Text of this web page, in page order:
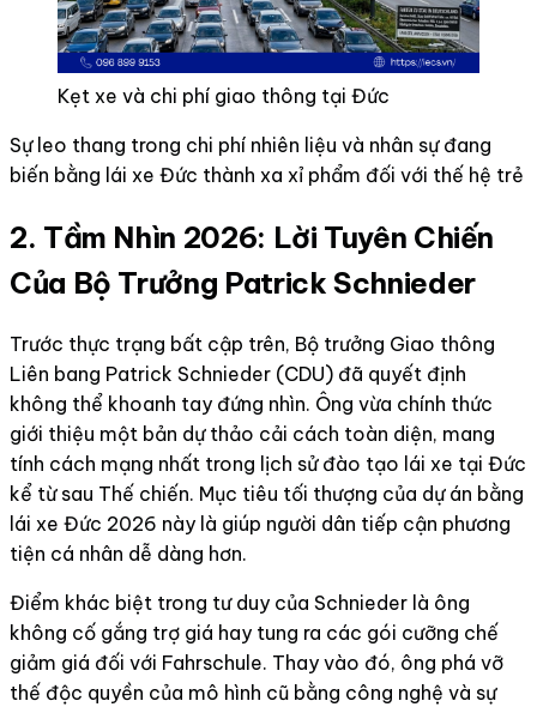
Kẹt xe và chi phí giao thông tại Đức
Sự leo thang trong chi phí nhiên liệu và nhân sự đang
biến bằng lái xe Đức thành xa xỉ phẩm đối với thế hệ trẻ
2. Tầm Nhìn 2026: Lời Tuyên Chiến
Của Bộ Trưởng Patrick Schnieder
Trước thực trạng bất cập trên, Bộ trưởng Giao thông
Liên bang Patrick Schnieder (CDU) đã quyết định
không thể khoanh tay đứng nhìn. Ông vừa chính thức
giới thiệu một bản dự thảo cải cách toàn diện, mang
tính cách mạng nhất trong lịch sử đào tạo lái xe tại Đức
kể từ sau Thế chiến. Mục tiêu tối thượng của dự án bằng
lái xe Đức 2026 này là giúp người dân tiếp cận phương
tiện cá nhân dễ dàng hơn.
Điểm khác biệt trong tư duy của Schnieder là ông
không cố gắng trợ giá hay tung ra các gói cưỡng chế
giảm giá đối với Fahrschule. Thay vào đó, ông phá vỡ
thế độc quyền của mô hình cũ bằng công nghệ và sự